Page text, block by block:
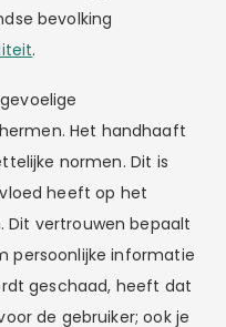
bevolking
.
Het handhaaft
normen. Dit is
heeft op het
vertrouwen bepaalt
persoonlijke informatie
geschaad, heeft dat
de gebruiker; ook je